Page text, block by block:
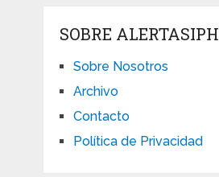
SOBRE
Sobre Nosotros
Archivo
Contacto
Política de Privacidad